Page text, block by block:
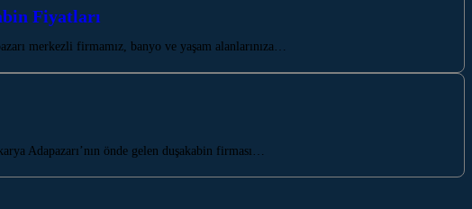
Fiyatları
merkezli firmamız, banyo ve yaşam alanlarınıza…
Adapazarı’nın önde gelen duşakabin firması…